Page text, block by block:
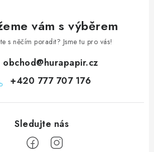
vám s výběrem
s něčím poradit? Jsme tu pro vás!
obchod@hurapapir.cz
+420 777 707 176